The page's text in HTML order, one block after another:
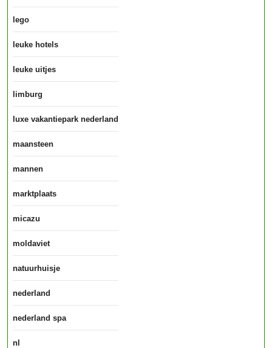
lego
leuke hotels
leuke uitjes
limburg
luxe vakantiepark nederland
maansteen
mannen
marktplaats
micazu
moldaviet
natuurhuisje
nederland
nederland spa
nl